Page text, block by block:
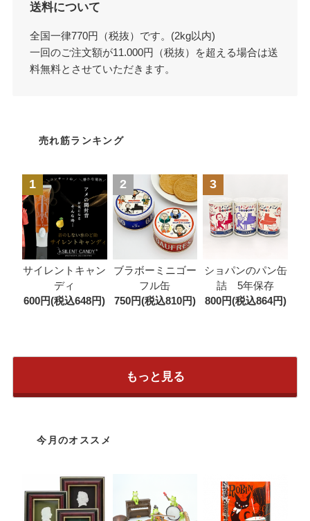
送料について
全国一律770円（税抜）です。(2kg以内)
一回のご注文額が11.000円（税抜）を超える場合は送
料無料とさせていただきます。
売れ筋ランキング
1
サイレントキャン
ディ
600円(税込648円)
2
ブラボーミニゴー
フル缶
750円(税込810円)
3
ショパンのパン缶
詰 5年保存
800円(税込864円)
もっと見る
今月のオススメ